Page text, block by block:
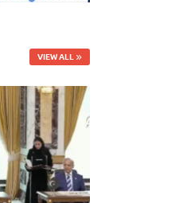
VIEW ALL